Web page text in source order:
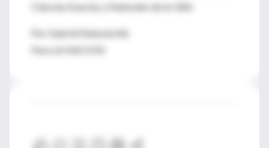
Ciencias Exactas y Naturales de la UBA
Por Gabriel Stekolschik
Para LA NACION